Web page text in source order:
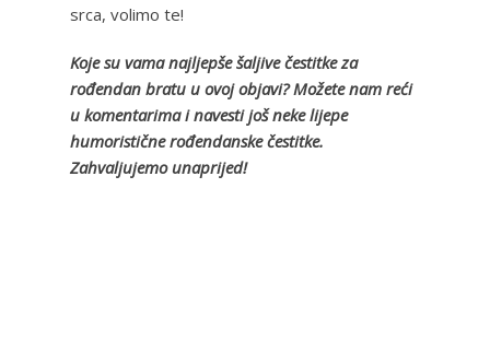
srca, volimo te!
Koje su vama najljepše šaljive čestitke za
rođendan bratu u ovoj objavi? Možete nam reći
u komentarima i navesti još neke lijepe
humoristične rođendanske čestitke.
Zahvaljujemo unaprijed!